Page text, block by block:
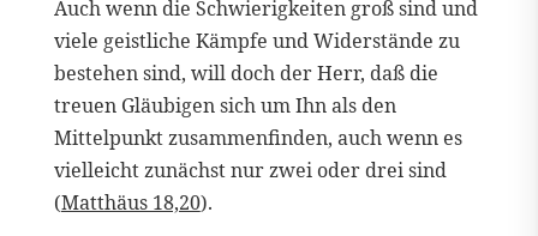
Auch wenn die Schwierigkeiten groß sind und
viele geistliche Kämpfe und Widerstände zu
bestehen sind, will doch der Herr, daß die
treuen Gläubigen sich um Ihn als den
Mittelpunkt zusammenfinden, auch wenn es
vielleicht zunächst nur zwei oder drei sind
(Matthäus 18,20).